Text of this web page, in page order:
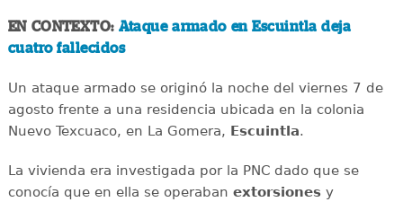
EN CONTEXTO: Ataque armado en Escuintla deja
cuatro fallecidos
Un ataque armado se originó la noche del viernes 7 de
agosto frente a una residencia ubicada en la colonia
Nuevo Texcuaco, en La Gomera, Escuintla.
La vivienda era investigada por la PNC dado que se
conocía que en ella se operaban extorsionesy